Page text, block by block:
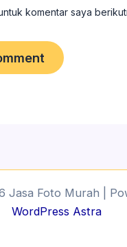
komentar saya
Jasa Foto Murah |
WordPress Astra